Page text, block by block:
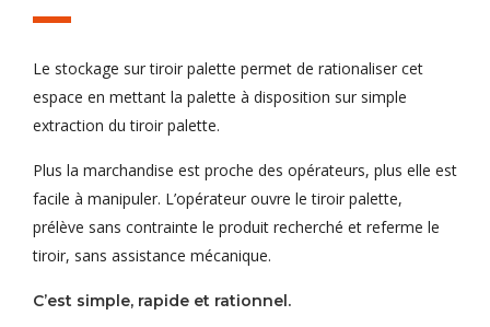
Le stockage sur tiroir palette permet de rationaliser cet
espace en mettant la palette à disposition sur simple
extraction du tiroir palette.
Plus la marchandise est proche des opérateurs, plus elle est
facile à manipuler. L’opérateur ouvre le tiroir palette,
prélève sans contrainte le produit recherché et referme le
tiroir, sans assistance mécanique.
C’est simple, rapide et rationnel.